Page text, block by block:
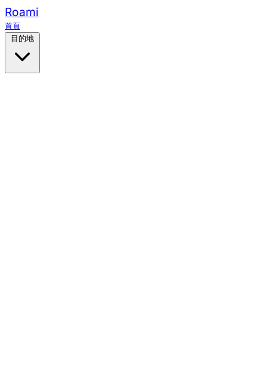
Roami
首頁
目的地